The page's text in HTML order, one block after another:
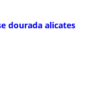
dourada alicates